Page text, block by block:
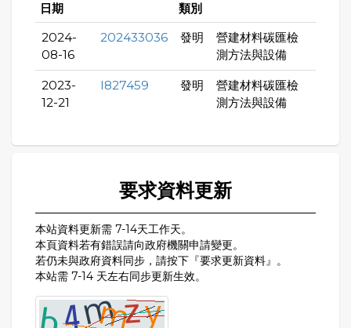
日期
類別
2024-
08-16
202433036 發明
營建材料碳匯檢
測方法與設備
2023-
12-21
I827459 發明
營建材料碳匯檢
測方法與設備
要求資料更新
本站資料更新需 7-14天工作天。
本頁資料若有錯誤請向政府機關申請變更。
若仍未與政府資料同步，請按下『要求更新資料』。
本站需 7-14 天左右同步更新生效。